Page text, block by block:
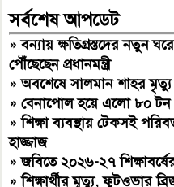
সর্বশেষ আপডেট
»বন্যায় ক্ষতিগ্রস্তদের নতুন
পৌঁছেছেন প্রধানমন্ত্রী
»অবশেষে সালমান শাহর
»বেনাপোল হয়ে এলো ৮০ টন
»শিক্ষা ব্যবস্থায় টেকসই
হাজ্জাজ
»জবিতে ২০২৬-২৭
»শিক্ষার্থীর মৃত্যু, ফুটওভার